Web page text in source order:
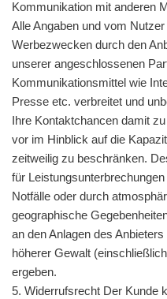
Kommunikation mit anderen
Alle Angaben und vom
Werbezwecken durch den
unserer angeschlossenen
Kommunikationsmittel wie
Presse etc. verbreitet und
Ihre Kontaktchancen damit
vor im Hinblick auf die
zeitweilig zu beschränken.
für
Notfälle oder durch
geographische
an den Anlagen des
höherer Gewalt
ergeben.
5. Widerrufsrecht Der Kunde